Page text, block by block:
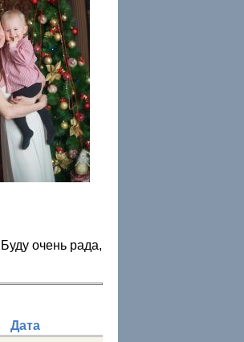
очень рада,
Дата